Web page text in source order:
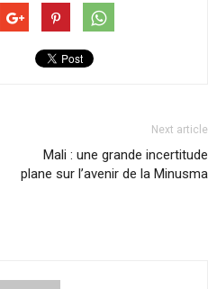
Next article
Mali : une grande incertitude
plane sur l’avenir de la Minusma